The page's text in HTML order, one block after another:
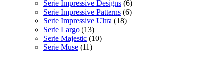
Serie Impressive Designs (6)
Serie Impressive Patterns (6)
Serie Impressive Ultra (18)
Serie Largo (13)
Serie Majestic (10)
Serie Muse (11)